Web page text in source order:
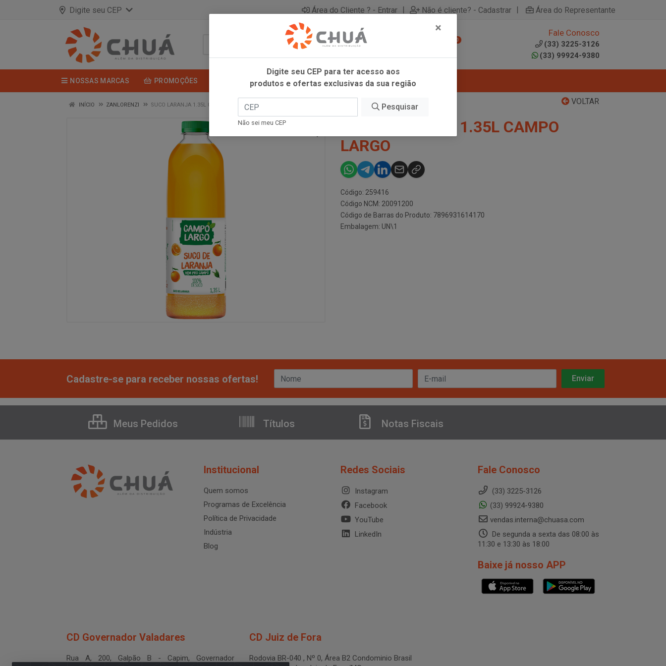
Digite seu CEP Área do Cliente ? - Entrar | Não é cliente? - Cadastrar | Área do Representante
0
Fale Conosco
(33) 3225-3126
(33) 99924-9380
NOSSAS MARCAS PROMOÇÕES
VOLTAR
INÍCIO ZANLORENZI SUCO LARANJA 1.35L CAMPO LARGO
SUCO LARANJA 1.35L CAMPO
LARGO
Código: 259416
Código NCM: 20091200
Código de Barras do Produto: 7896931614170
Embalagem: UN\1
Cadastre-se para receber nossas ofertas!
Meus Pedidos Títulos Notas Fiscais
Institucional
Quem somos
Programas de Excelência
Política de Privacidade
Indústria
Blog
Redes Sociais
Instagram
Facebook
YouTube
LinkedIn
Fale Conosco
(33) 3225-3126
(33) 99924-9380
vendas.interna@chuasa.com
De segunda a sexta das 08:00 às
11:30 e 13:30 às 18:00
Baixe já nosso APP
CD Governador Valadares
Rua A, 200, Galpão B - Capim, Governador
CD Juiz de Fora
Rodovia BR-040 , Nº 0, Área B2 Condominio Brasil
×
Digite seu CEP para ter acesso aos
produtos e ofertas exclusivas da sua região
Pesquisar
Não sei meu CEP